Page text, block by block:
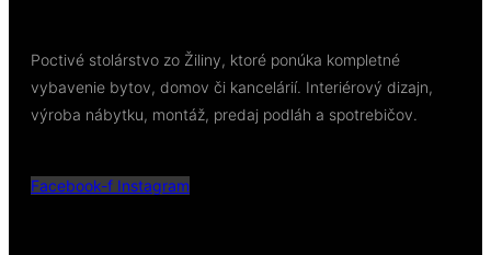
Poctivé stolárstvo zo Žiliny, ktoré ponúka kompletné
vybavenie bytov, domov či kancelárií. Interiérový dizajn,
výroba nábytku, montáž, predaj podláh a spotrebičov.
Facebook-f Instagram